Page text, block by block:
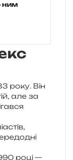
ним
року. Він
але за
році —